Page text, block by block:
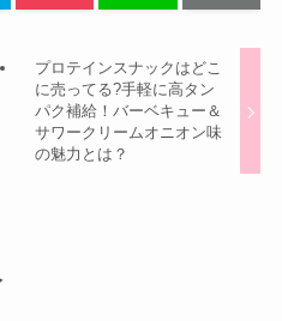
プロテインスナックはどこ
に売ってる?手軽に高タン
パク補給！バーベキュー＆
サワークリームオニオン味
の魅力とは？